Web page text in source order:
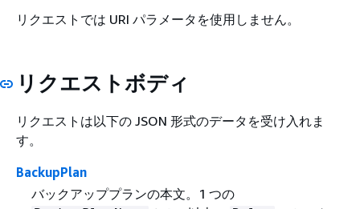
リクエストでは URI パラメータを使用しません。
リクエストボディ
リクエストは以下の JSON 形式のデータを受け入れま
す。
BackupPlan
バックアッププランの本文。1 つの